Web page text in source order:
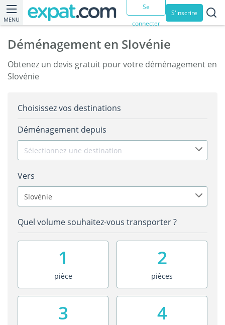
MENU
Se
connecter
S'inscrire
Déménagement en Slovénie
Obtenez un devis gratuit pour votre déménagement en
Slovénie
Choisissez vos destinations
Déménagement depuis
Sélectionnez une destination
Vers
Slovénie
Quel volume souhaitez-vous transporter ?
1
pièce
2
pièces
3 4